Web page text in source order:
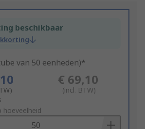
beschikbaar
van 50 eenheden)*
€ 69,10
(incl. BTW)